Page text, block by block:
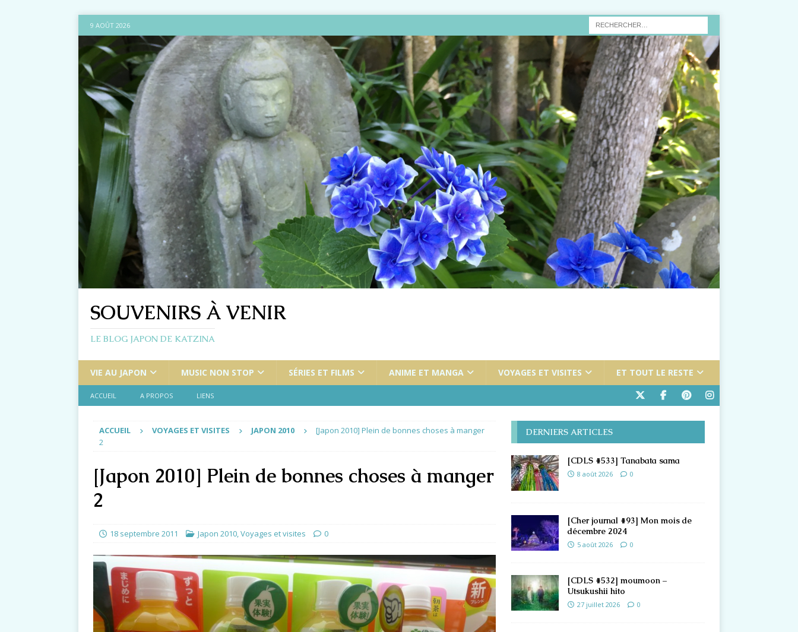
9 AOÛT 2026
SOUVENIRS À VENIR
LE BLOG JAPON DE KATZINA
VIE AU JAPON MUSIC NON STOP SÉRIES ET FILMS ANIME ET MANGA VOYAGES ET VISITES ET TOUT LE RESTE
ACCUEIL A PROPOS LIENS
ACCUEIL VOYAGES ET VISITES JAPON 2010
[Japon 2010] Plein de bonnes choses à manger
2
[Japon 2010] Plein de bonnes choses à manger
2
18 septembre 2011 Japon 2010,Voyages et visites 0
DERNIERS ARTICLES
[CDLS #533] Tanabata sama
8 août 2026 0
[Cher journal #93] Mon mois de
décembre 2024
5 août 2026 0
[CDLS #532] moumoon –
Utsukushii hito
27 juillet 2026 0